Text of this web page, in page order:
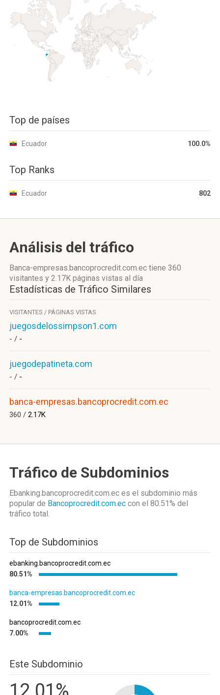
Top de países
Ecuador 100.0%
Top Ranks
Ecuador 802
Análisis del tráfico
Banca-empresas.bancoprocredit.com.ec tiene 360
visitantes y 2.17K páginas vistas al día
Estadísticas de Tráfico Similares
VISITANTES / PÁGINAS VISTAS
juegosdelossimpson1.com
- / -
juegodepatineta.com
- / -
banca-empresas.bancoprocredit.com.ec
360 / 2.17K
Tráfico de Subdominios
Ebanking.bancoprocredit.com.ec es el subdominio más
popular de Bancoprocredit.com.ec con el 80.51% del
tráfico total.
Top de Subdominios
ebanking.bancoprocredit.com.ec
80.51%
banca-empresas.bancoprocredit.com.ec
12.01%
bancoprocredit.com.ec
7.00%
Este Subdominio
12.01%